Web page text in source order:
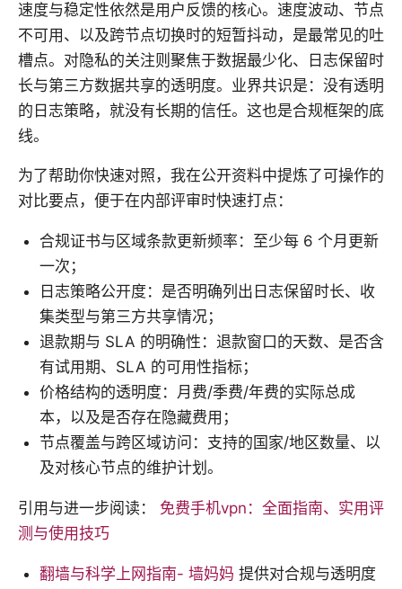
速度与稳定性依然是用户反馈的核心。速度波动、节点
不可用、以及跨节点切换时的短暂抖动，是最常见的吐
槽点。对隐私的关注则聚焦于数据最少化、日志保留时
长与第三方数据共享的透明度。业界共识是：没有透明
的日志策略，就没有长期的信任。这也是合规框架的底
线。
为了帮助你快速对照，我在公开资料中提炼了可操作的
对比要点，便于在内部评审时快速打点：
合规证书与区域条款更新频率：至少每 6 个月更新
一次；
日志策略公开度：是否明确列出日志保留时长、收
集类型与第三方共享情况；
退款期与 SLA 的明确性：退款窗口的天数、是否含
有试用期、SLA 的可用性指标；
价格结构的透明度：月费/季费/年费的实际总成
本，以及是否存在隐藏费用；
节点覆盖与跨区域访问：支持的国家/地区数量、以
及对核心节点的维护计划。
引用与进一步阅读： 免费手机vpn：全面指南、实用评
测与使用技巧
翻墙与科学上网指南- 墙妈妈 提供对合规与透明度